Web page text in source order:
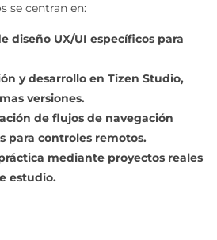
se centran en:
diseño UX/UI específicos para
y desarrollo en Tizen Studio,
versiones.
de flujos de navegación
para controles remotos.
mediante proyectos reales
estudio.